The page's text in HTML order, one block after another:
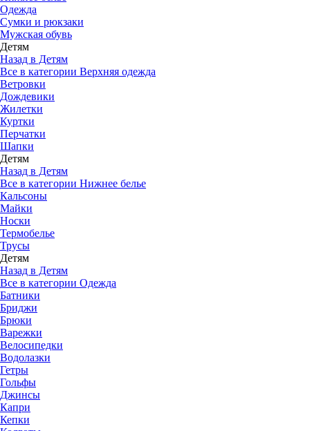
Одежда
Сумки и рюкзаки
Мужская обувь
Детям
Назад в Детям
Все в категории Верхняя одежда
Ветровки
Дождевики
Жилетки
Куртки
Перчатки
Шапки
Детям
Назад в Детям
Все в категории Нижнее белье
Кальсоны
Майки
Носки
Термобелье
Трусы
Детям
Назад в Детям
Все в категории Одежда
Батники
Бриджи
Брюки
Варежки
Велосипедки
Водолазки
Гетры
Гольфы
Джинсы
Капри
Кепки